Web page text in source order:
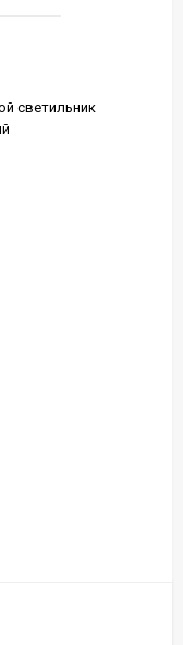
светильник